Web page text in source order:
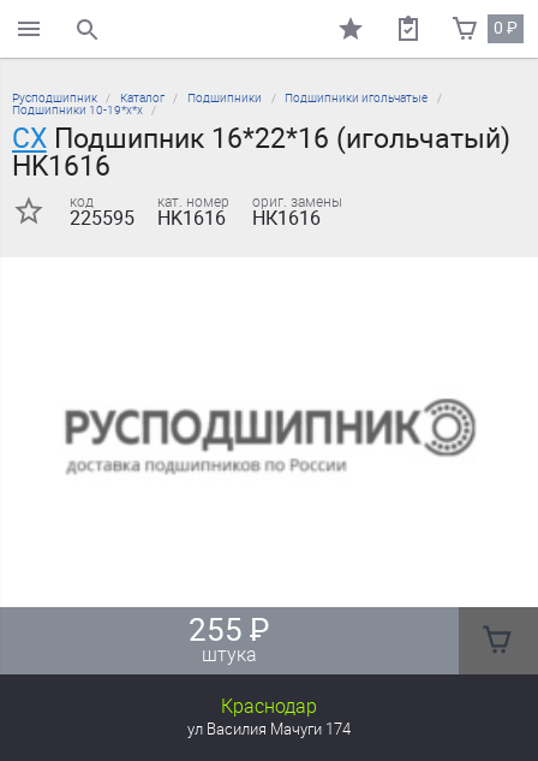
поиск по каталогу 0₽
Русподшипник Каталог Подшипники Подшипники игольчатые
Подшипники 10-19*х*х
CXПодшипник 16*22*16 (игольчатый)
HK1616
код
225595
кат. номер
HK1616
ориг. замены
НК1616
255₽
штука
Краснодар
ул Василия Мачуги 174